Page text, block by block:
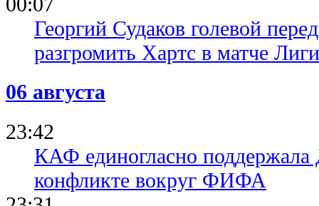
Георгий Судаков голевой
разгромить Хартс в матче
06 августа
23:42
КАФ единогласно
конфликте вокруг ФИФА